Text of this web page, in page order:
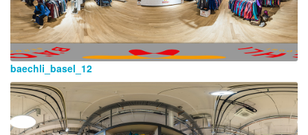
baechli_basel_12